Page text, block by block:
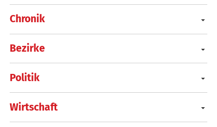
Chronik
Bezirke
Politik
Wirtschaft